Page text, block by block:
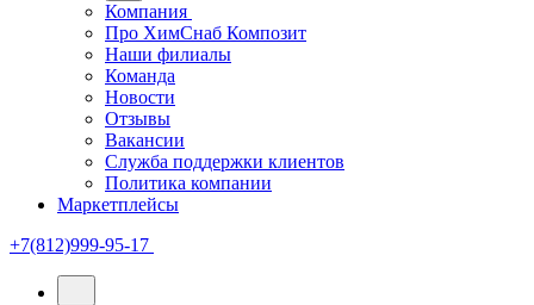
Компания
Про ХимСнаб Композит
Наши филиалы
Команда
Новости
Отзывы
Вакансии
Служба поддержки клиентов
Политика компании
Маркетплейсы
+7(812)999-95-17